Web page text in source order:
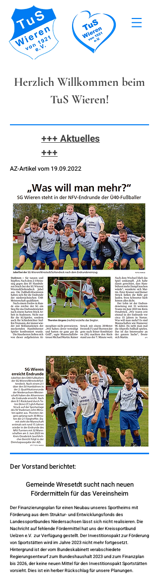
Herzlich Willkommen beim
TuS Wieren!
+++ Aktuelles
+++
AZ-Artikel vom 19.09.2022
Der Vorstand berichtet:
Gemeinde Wresetdt sucht nach neuen
Fördermitteln für das Vereinsheim
Der Finanzierungsplan für einen Neubau unseres Sportheims mit
Förderung aus dem Struktur- und Entwicklungsfonds des
Landessportbundes Niedersachsen lässt sich nicht realisieren. Die
Nachricht auf fehlende Fördermittel hat uns der Kreissportbund
Uelzen e.V. zur Verfügung gestellt. Der Investitionspakt zur Förderung
von Sportstätten wird im Jahre 2023 nicht mehr fortgesetzt.
Hintergrund ist der vom Bundeskabinett verabschiedete
Regierungsentwurf zum Bundeshaushalt 2023 und zum Finanzplan
bis 2026, der keine neuen Mittel für den Investitionspakt Sportstätten
vorsieht. Dies ist ein herber Rückschlag für unsere Planungen.